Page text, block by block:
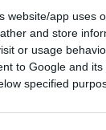
website/app uses
and store
or usage
to Google and
specified
decidere
il caso di
alcuni